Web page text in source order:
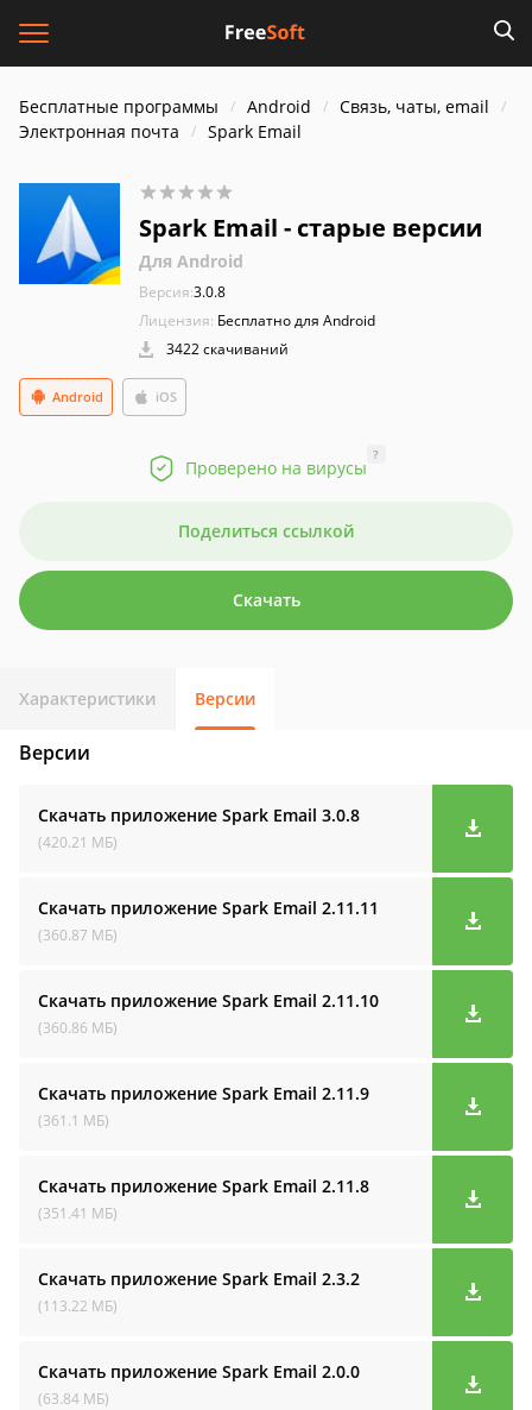
Бесплатные программы Android
Связь, чаты, email
Электронная почта
Spark Email
Spark Email - старые версии
Для Android
Версия:3.0.8
Лицензия: Бесплатно для Android
3422 скачиваний
Android iOS
Проверено на вирусы
?
Поделиться ссылкой
Скачать
Характеристики Версии
Версии
Скачать приложение Spark Email 3.0.8
(420.21 МБ)
Скачать приложение Spark Email 2.11.11
(360.87 МБ)
Скачать приложение Spark Email 2.11.10
(360.86 МБ)
Скачать приложение Spark Email 2.11.9
(361.1 МБ)
Скачать приложение Spark Email 2.11.8
(351.41 МБ)
Скачать приложение Spark Email 2.3.2
(113.22 МБ)
Скачать приложение Spark Email 2.0.0
(63.84 МБ)